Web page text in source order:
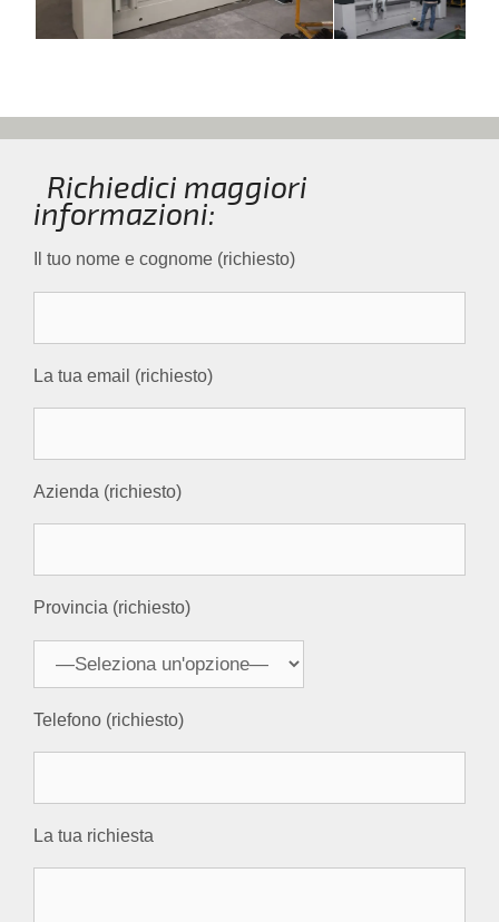
Richiedici maggiori
informazioni:
Il tuo nome e cognome (richiesto)
La tua email (richiesto)
Azienda (richiesto)
Provincia (richiesto)
Telefono (richiesto)
La tua richiesta